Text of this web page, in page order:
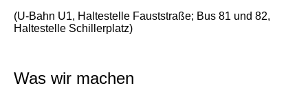
(U-Bahn U1, Haltestelle Fauststraße; Bus 81 und 82,
Haltestelle Schillerplatz)
Was wir machen